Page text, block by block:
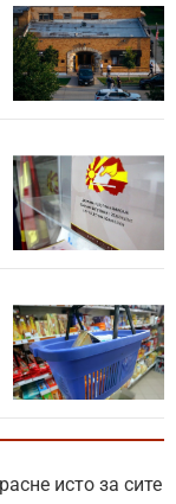
исто за сите